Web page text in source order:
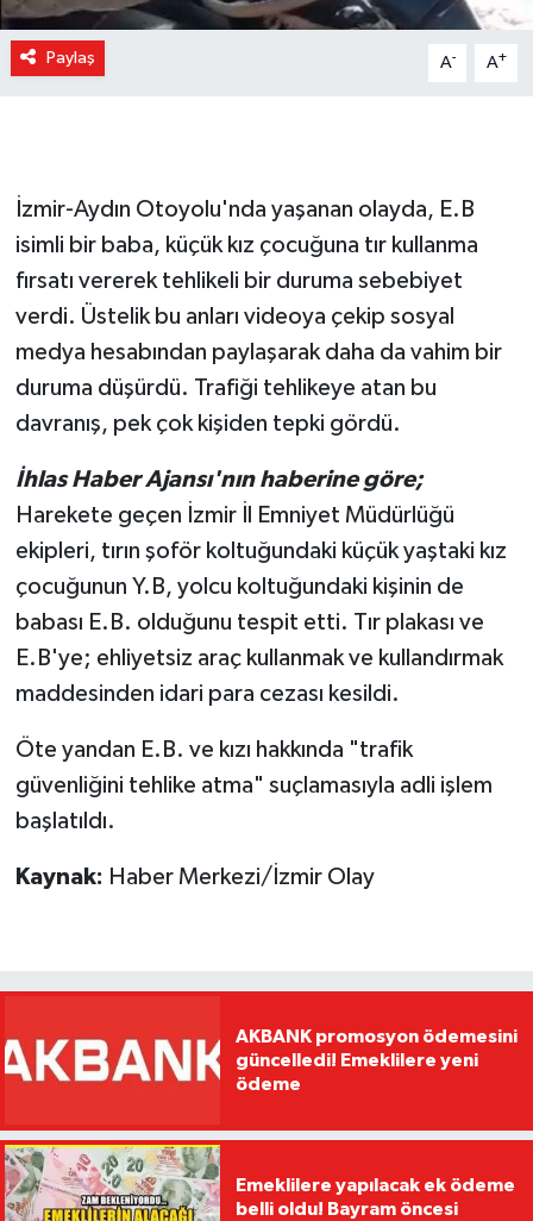
Paylaş A- A+
İzmir-Aydın Otoyolu'nda yaşanan olayda, E.B
isimli bir baba, küçük kız çocuğuna tır kullanma
fırsatı vererek tehlikeli bir duruma sebebiyet
verdi. Üstelik bu anları videoya çekip sosyal
medya hesabından paylaşarak daha da vahim bir
duruma düşürdü. Trafiği tehlikeye atan bu
davranış, pek çok kişiden tepki gördü.
İhlas Haber Ajansı'nın haberine göre;
Harekete geçen İzmir İl Emniyet Müdürlüğü
ekipleri, tırın şoför koltuğundaki küçük yaştaki kız
çocuğunun Y.B, yolcu koltuğundaki kişinin de
babası E.B. olduğunu tespit etti. Tır plakası ve
E.B'ye; ehliyetsiz araç kullanmak ve kullandırmak
maddesinden idari para cezası kesildi.
Öte yandan E.B. ve kızı hakkında "trafik
güvenliğini tehlike atma" suçlamasıyla adli işlem
başlatıldı.
Kaynak: Haber Merkezi/İzmir Olay
AKBANK promosyon ödemesini
güncelledi! Emeklilere yeni
ödeme
Emeklilere yapılacak ek ödeme
belli oldu! Bayram öncesi